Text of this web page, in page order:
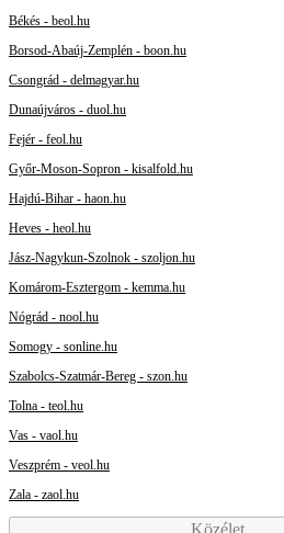
Békés - beol.hu
Borsod-Abaúj-Zemplén - boon.hu
Csongrád - delmagyar.hu
Dunaújváros - duol.hu
Fejér - feol.hu
Győr-Moson-Sopron - kisalfold.hu
Hajdú-Bihar - haon.hu
Heves - heol.hu
Jász-Nagykun-Szolnok - szoljon.hu
Komárom-Esztergom - kemma.hu
Nógrád - nool.hu
Somogy - sonline.hu
Szabolcs-Szatmár-Bereg - szon.hu
Tolna - teol.hu
Vas - vaol.hu
Veszprém - veol.hu
Zala - zaol.hu
Közélet